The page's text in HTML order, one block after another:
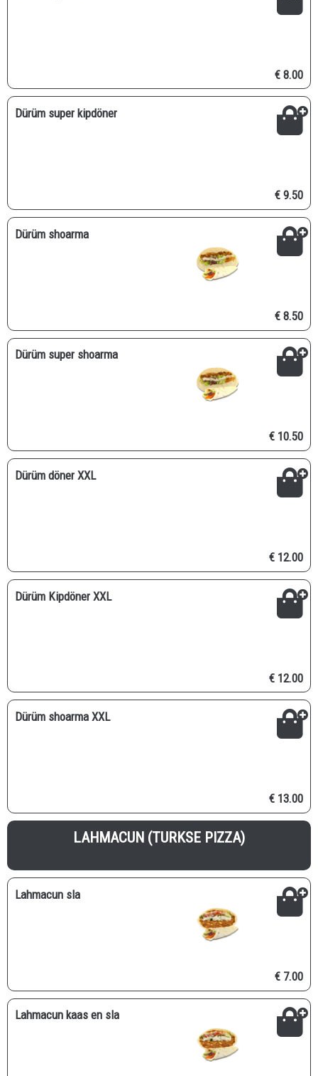
€ 8.00
Dürüm super kipdöner
€ 9.50
Dürüm shoarma
€ 8.50
Dürüm super shoarma
€ 10.50
Dürüm döner XXL
€ 12.00
Dürüm Kipdöner XXL
€ 12.00
Dürüm shoarma XXL
€ 13.00
LAHMACUN (TURKSE PIZZA)
Lahmacun sla
€ 7.00
Lahmacun kaas en sla